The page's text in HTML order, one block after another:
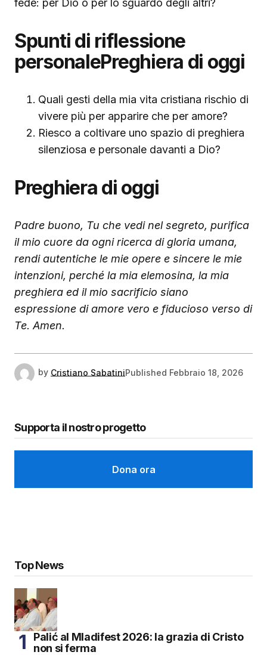
fede: per Dio o per lo sguardo degli altri?
Spunti di riflessione
personalePreghiera di oggi
Quali gesti della mia vita cristiana rischio di
vivere più per apparire che per amore?
Riesco a coltivare uno spazio di preghiera
silenziosa e personale davanti a Dio?
Preghiera di oggi
Padre buono, Tu che vedi nel segreto, purifica
il mio cuore da ogni ricerca di gloria umana,
rendi autentiche le mie opere e sincere le mie
intenzioni, perché la mia elemosina, la mia
preghiera ed il mio sacrificio siano
espressione di amore vero e fiducioso verso di
Te. Amen.
by Cristiano SabatiniPublished Febbraio 18, 2026
Supporta il nostro progetto
Dona ora
Top News
Palić al Mladifest 2026: la grazia di Cristo
non si ferma